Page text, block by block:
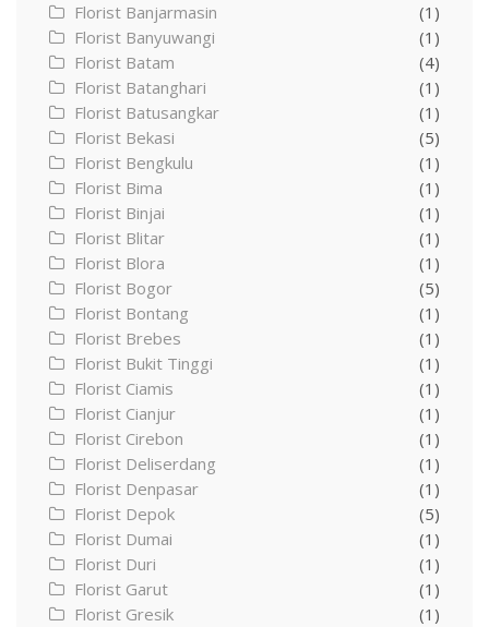
Florist Banjarmasin
(1)
Florist Banyuwangi
(1)
Florist Batam
(4)
Florist Batanghari
(1)
Florist Batusangkar
(1)
Florist Bekasi
(5)
Florist Bengkulu
(1)
Florist Bima
(1)
Florist Binjai
(1)
Florist Blitar
(1)
Florist Blora
(1)
Florist Bogor
(5)
Florist Bontang
(1)
Florist Brebes
(1)
Florist Bukit Tinggi
(1)
Florist Ciamis
(1)
Florist Cianjur
(1)
Florist Cirebon
(1)
Florist Deliserdang
(1)
Florist Denpasar
(1)
Florist Depok
(5)
Florist Dumai
(1)
Florist Duri
(1)
Florist Garut
(1)
Florist Gresik
(1)